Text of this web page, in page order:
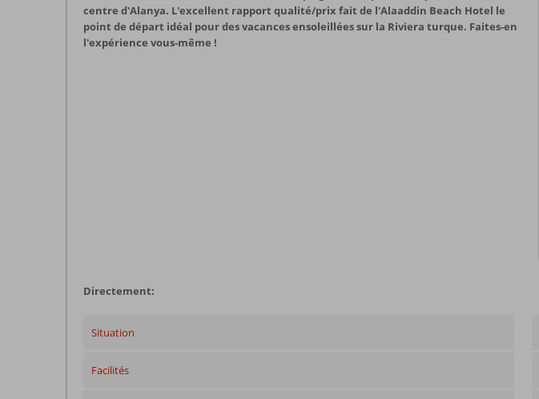
centre d'Alanya. L'excellent rapport qualité/prix fait de l'Alaaddin Beach Hotel le
point de départ idéal pour des vacances ensoleillées sur la Riviera turque. Faites-en
l'expérience vous-même !
Directement:
Situation
Facilités